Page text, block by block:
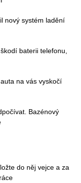
nový systém ladění
baterii telefonu,
na vás vyskočí
Bazénový
do něj vejce a za